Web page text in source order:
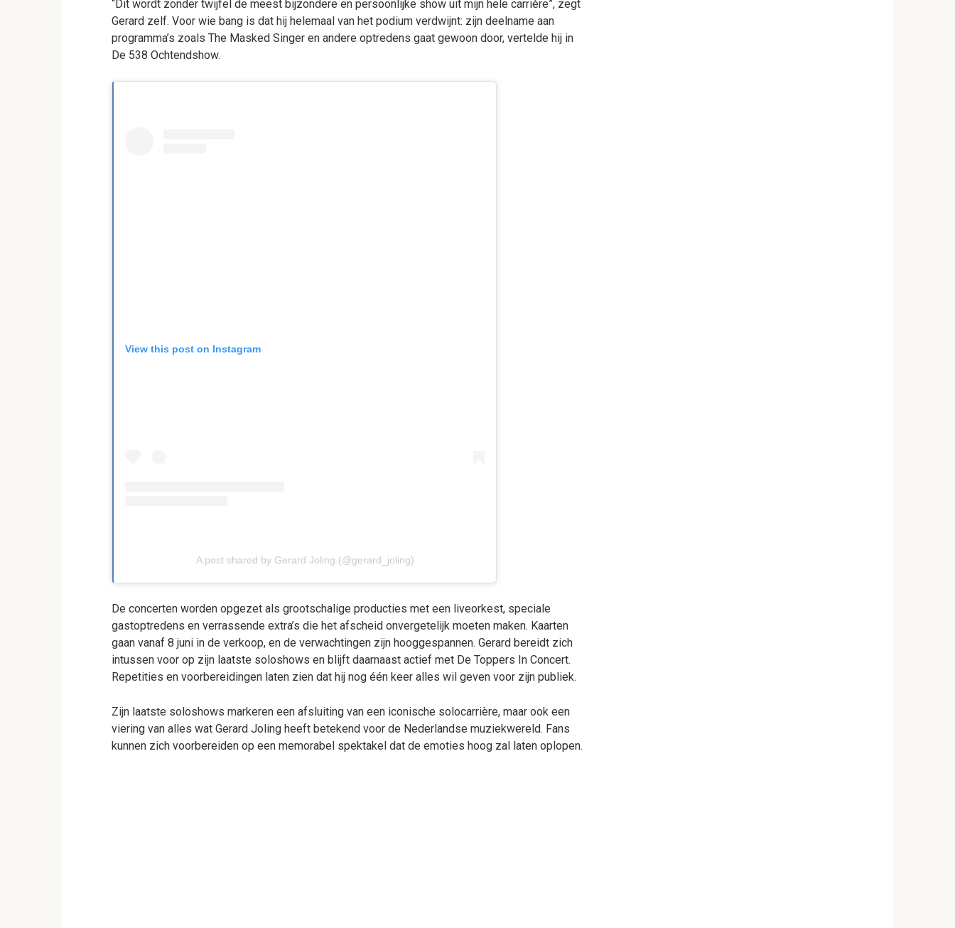
“Dit wordt zonder twijfel de meest bijzondere en persoonlijke show uit mijn hele carrière”, zegt
Gerard zelf. Voor wie bang is dat hij helemaal van het podium verdwijnt: zijn deelname aan
programma’s zoals The Masked Singer en andere optredens gaat gewoon door, vertelde hij in
De 538 Ochtendshow.
View this post on Instagram
A post shared by Gerard Joling (@gerard_joling)
De concerten worden opgezet als grootschalige producties met een liveorkest, speciale
gastoptredens en verrassende extra’s die het afscheid onvergetelijk moeten maken. Kaarten
gaan vanaf 8 juni in de verkoop, en de verwachtingen zijn hooggespannen. Gerard bereidt zich
intussen voor op zijn laatste soloshows en blijft daarnaast actief met De Toppers In Concert.
Repetities en voorbereidingen laten zien dat hij nog één keer alles wil geven voor zijn publiek.
Zijn laatste soloshows markeren een afsluiting van een iconische solocarrière, maar ook een
viering van alles wat Gerard Joling heeft betekend voor de Nederlandse muziekwereld. Fans
kunnen zich voorbereiden op een memorabel spektakel dat de emoties hoog zal laten oplopen.